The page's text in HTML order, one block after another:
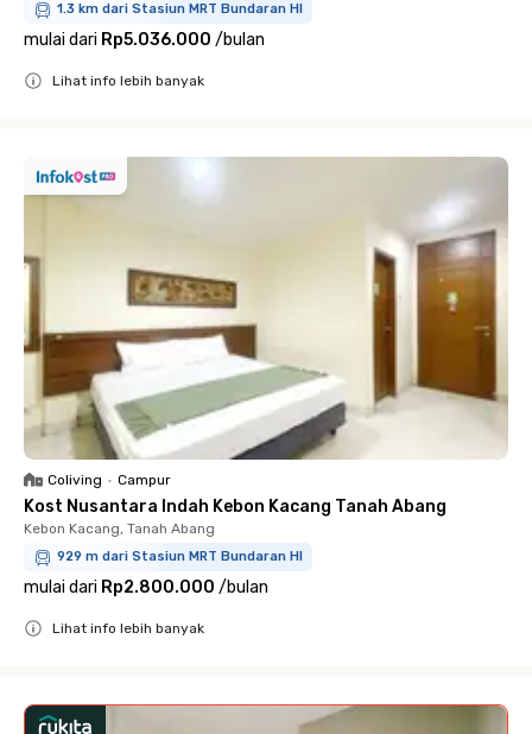
1.3 km dari Stasiun MRT Bundaran HI
mulai dari Rp5.036.000 /bulan
Lihat info lebih banyak
Coliving • Campur
Kost Nusantara Indah Kebon Kacang Tanah Abang
Kebon Kacang, Tanah Abang
929 m dari Stasiun MRT Bundaran HI
mulai dari Rp2.800.000 /bulan
Lihat info lebih banyak